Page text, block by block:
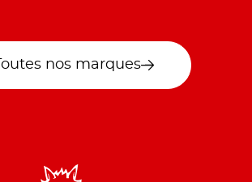
Toutes nos marques